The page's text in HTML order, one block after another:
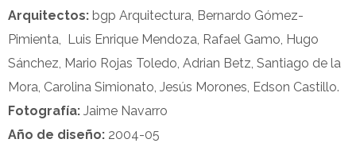
Arquitectos: bgp Arquitectura, Bernardo Gómez-
Pimienta, Luis Enrique Mendoza, Rafael Gamo, Hugo
Sánchez, Mario Rojas Toledo, Adrian Betz, Santiago de la
Mora, Carolina Simionato, Jesús Morones, Edson Castillo.
Fotografía: Jaime Navarro
Año de diseño: 2004-05